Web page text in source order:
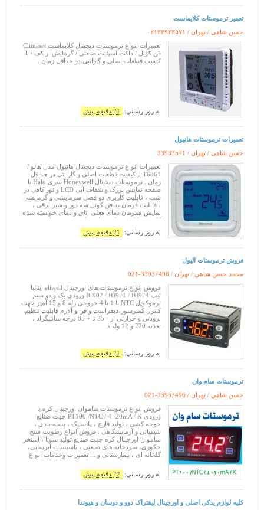
تعمیر ترموستات کلایماست
حسن شاهی / تهران / ۰۲۱۳۳۹۳۳۵۷۱
تعمیرات انواع ترموستات دیجیتال کلایماست Climaset
فن کویل / داکت اسپلیت صنعتی / گرمایش از کف / با
کیفیت قطعات اصلی و گارانتی در حداقل زمان .
به روز رسانی: 21 دقیقه پیش
تعمیرات ترموستات هانیول
حسن شاهی / تهران / 33933571
تعمیرات انواع ترموستات دیجیتال هانیول مدل هالو /
T6861 با کیفیت قطعات اصلی و گارانتی در حداقل
زمان . ترموستات دیجیتال Honeywell سری Halo با
صفحه نمایش بزرگ و شفاف آبی LCD و نور کافی در
شب ، قابلیت کاربری دو فصل سرمایشی و گرمایشی
، قابلیت فرمان به فن کوئل سه دور و شیر برقی ،
نمایش همزمان دمای فعلی اتاق و دمای خواسته شده
کاربر ، قابلیت تنظیم زمان برای روشن و خاموش
سدن اتوماتیک دستگاه ، بازیابی تنظی
به روز رسانی: 21 دقیقه پیش
فروش ترموستات اليول
محمد حسن شاهي / تهران / 021-33937496
فروش انواع ترموستات های اورجینال eliwell ایتالیا
تیپ IC902 / ID971 / ID974 ورودی یک و دو سیم
ترموکوپل NTC با 1 تا 4 خروجی رله 8 و 15 آمپر جهت
کنترل کمپرسور،دیفراست و فن و آلارم قابلیت تنظیم
برودتی و حرارتی از - 35 تا + 85 درجه سانتیگراد ،
تغذیه 220 و 12 ولت.
به روز رسانی: 21 دقیقه پیش
ترموستات سام وان
حسن شاهي / تهران / 021-33937496
فروش انواع ترموستات ساموان اورجینال کره با
ورودی PT100 /NTC / 4 -20mA / K جهت صنایع
جوجه کشی ، تولید قارچ ، پلاستیک ، بسته بندی ،
شیمیائی و آزمایشگاهی . فروش انواع رطوبت سنج
ساموان اورجینال کره جهت صنایع تولید سونا ، استخر
جکوزی، سردخانه های صنعتی ، تاسیسات آبرسانی،
گلخانه ای ، بیمارستانی و ... تعمیرات وخدمات انواع
ترموستات ، رطوبت سنج ساموان SAMWON با
بهترین کیفیت و گارانتی . لواز
به روز رسانی: 22 دقیقه پیش
کلیه لوازم یدکی اصلی و اورجینال لیفتراک دوو و دوسان و هیوندا